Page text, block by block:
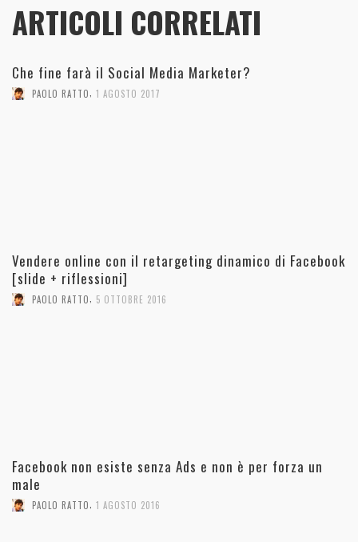
ARTICOLI CORRELATI
Che fine farà il Social Media Marketer?
PAOLO RATTO, 1 AGOSTO 2017
Vendere online con il retargeting dinamico di Facebook
[slide + riflessioni]
PAOLO RATTO 5 OTTOBRE 2016
Facebook non esiste senza Ads e non è per forza un
male
PAOLO RATTO 1 AGOSTO 2016